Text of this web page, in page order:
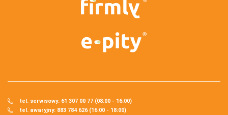
tel. serwisowy: 61 307 00 77 (08:00 - 16:00)
tel. awaryjny: 883 784 626 (16:00 - 18:00)